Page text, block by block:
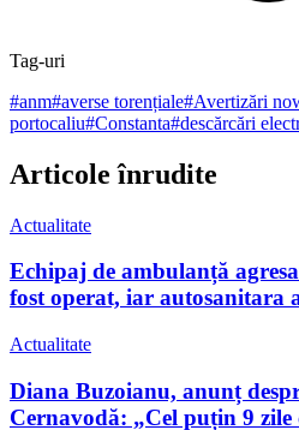
Tag-uri
#anm#averse torențiale#Avertizări
portocaliu#Constanta#descărcări
Articole înrudite
Actualitate
Echipaj de ambulanță
fost operat, iar autosanitara
Actualitate
Diana Buzoianu, anunț
Cernavodă: „Cel puțin 9 zile